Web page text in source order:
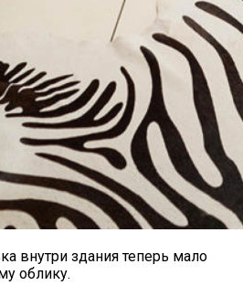
внутри здания теперь мало
облику.